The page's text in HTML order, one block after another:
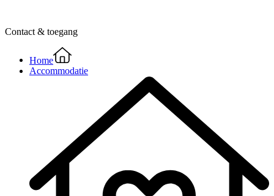
Contact & toegang
Home
Accommodatie